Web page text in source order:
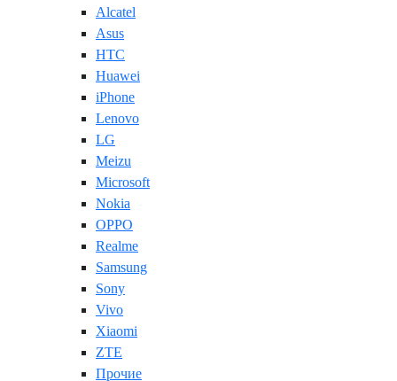
Alcatel
Asus
HTC
Huawei
iPhone
Lenovo
LG
Meizu
Microsoft
Nokia
OPPO
Realme
Samsung
Sony
Vivo
Xiaomi
ZTE
Прочие